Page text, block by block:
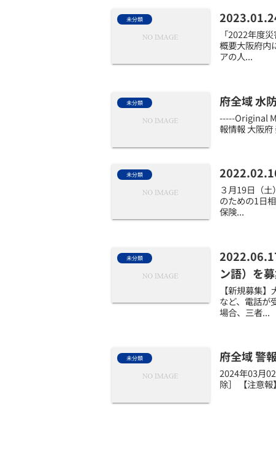
未分類
「2022年度
概要大阪府内
アの人...
未分類 府全域 水
-----Original
報情報 大阪
未分類
３月19日（
のための1日
保険...
未分類
ン語）を
【新規募集
など、電話が
場合、三者...
未分類 府全域 警
2024年03月
除］ 【注意